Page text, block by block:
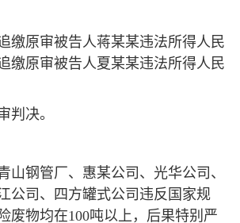
缴原审被告人蒋某某违法所得人民
缴原审被告人夏某某违法所得人民
判决。
山钢管厂、惠某公司、光华公司、
公司、四方罐式公司违反国家规
废物均在100吨以上，后果特别严